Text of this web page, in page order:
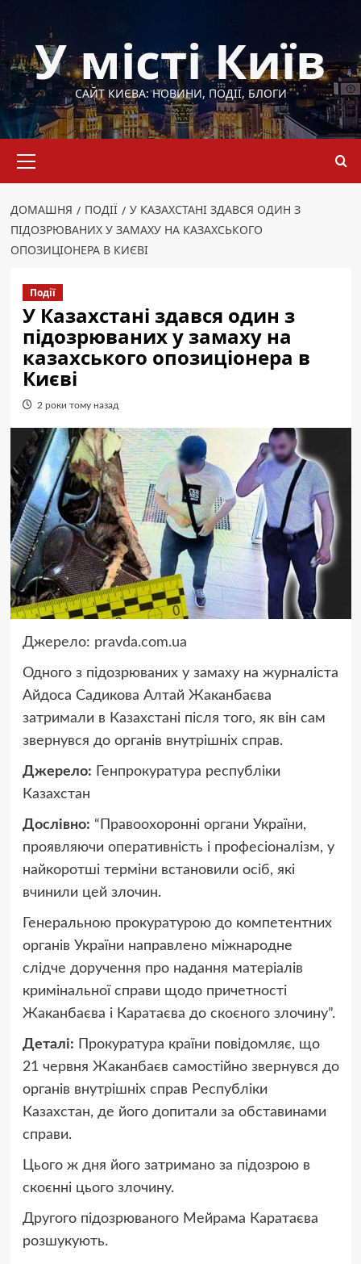
до
вмістуУ місті Київ
САЙТ КИЄВА: НОВИНИ, ПОДІЇ, БЛОГИ
меню
ДОМАШНЯ ПОДІЇ
У КАЗАХСТАНІ ЗДАВСЯ ОДИН З
ПІДОЗРЮВАНИХ У ЗАМАХУ НА КАЗАХСЬКОГО
ОПОЗИЦІОНЕРА В КИЄВІ
Події
У Казахстані здався один з
підозрюваних у замаху на
казахського опозиціонера в
Києві
2 роки тому назад
Джерело: pravda.com.ua
Одного з підозрюваних у замаху на журналіста
Айдоса Садикова Алтай Жаканбаєва
затримали в Казахстані після того, як він сам
звернувся до органів внутрішніх справ.
Джерело: Генпрокуратура республіки
Казахстан
Дослівно: “Правоохоронні органи України,
проявляючи оперативність і професіоналізм, у
найкоротші терміни встановили осіб, які
вчинили цей злочин.
Генеральною прокуратурою до компетентних
органів України направлено міжнародне
слідче доручення про надання матеріалів
кримінальної справи щодо причетності
Жаканбаєва і Каратаєва до скоєного злочину”.
Деталі: Прокуратура країни повідомляє, що
21 червня Жаканбаєв самостійно звернувся до
органів внутрішніх справ Республіки
Казахстан, де його допитали за обставинами
справи.
Цього ж дня його затримано за підозрою в
скоєнні цього злочину.
Другого підозрюваного Мейрама Каратаєва
розшукують.